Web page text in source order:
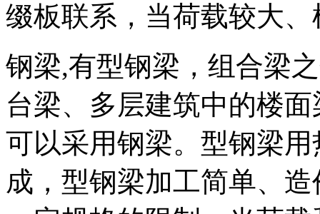
缀板联系，当荷载较大
钢梁,有型钢梁，组合梁
台梁、多层建筑中的楼
可以采用钢梁。型钢梁
成，型钢梁加工简单、